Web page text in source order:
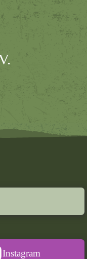
Instagram